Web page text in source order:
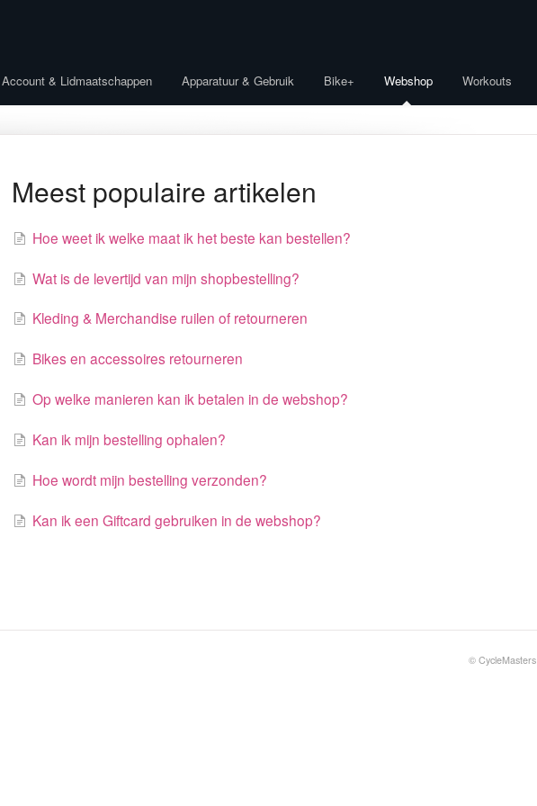
Account & Lidmaatschappen Apparatuur & Gebruik Bike+ Webshop Workouts
Meest populaire artikelen
Hoe weet ik welke maat ik het beste kan bestellen?
Wat is de levertijd van mijn shopbestelling?
Kleding & Merchandise ruilen of retourneren
Bikes en accessoires retourneren
Op welke manieren kan ik betalen in de webshop?
Kan ik mijn bestelling ophalen?
Hoe wordt mijn bestelling verzonden?
Kan ik een Giftcard gebruiken in de webshop?
© CycleMasters